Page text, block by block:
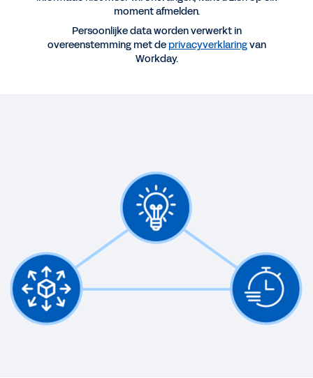
UITGEBREIDE DEMO
Workday Financial Analytics & Reporting
WEB PAGE
Advancing Analytics: The Path Forward for
Finance Leaders
moment afmelden.
Persoonlijke data worden verwerkt in
overeenstemming met de privacyverklaringvan
Workday.